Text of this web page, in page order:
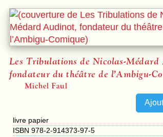
Les Tribulations de Nicolas-Médard
fondateur du théâtre de l’Ambigu-
Michel Faul
livre papier
ISBN 978-2-914373-97-5